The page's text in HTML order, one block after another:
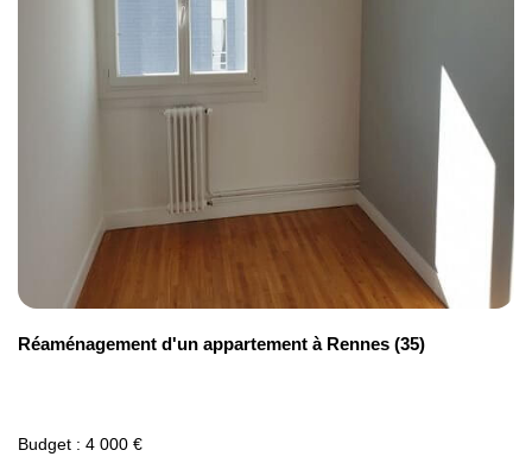
Réaménagement d'un appartement à Rennes (35)
Budget : 4 000 €